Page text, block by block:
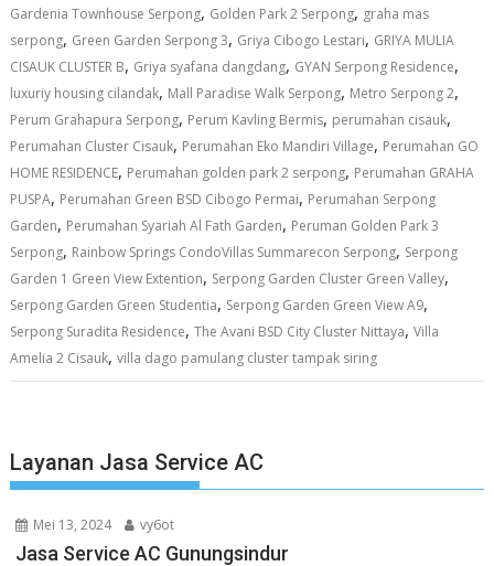
Gardenia Townhouse Serpong, Golden Park 2 Serpong, graha mas
serpong, Green Garden Serpong 3, Griya Cibogo Lestari, GRIYA MULIA
CISAUK CLUSTER B, Griya syafana dangdang, GYAN Serpong Residence,
luxuriy housing cilandak, Mall Paradise Walk Serpong, Metro Serpong 2,
Perum Grahapura Serpong, Perum Kavling Bermis, perumahan cisauk,
Perumahan Cluster Cisauk, Perumahan Eko Mandiri Village, Perumahan GO
HOME RESIDENCE, Perumahan golden park 2 serpong, Perumahan GRAHA
PUSPA, Perumahan Green BSD Cibogo Permai, Perumahan Serpong
Garden, Perumahan Syariah Al Fath Garden, Peruman Golden Park 3
Serpong, Rainbow Springs CondoVillas Summarecon Serpong, Serpong
Garden 1 Green View Extention, Serpong Garden Cluster Green Valley,
Serpong Garden Green Studentia, Serpong Garden Green View A9,
Serpong Suradita Residence,The Avani BSD City Cluster Nittaya,Villa
Amelia 2 Cisauk,villa dago pamulang cluster tampak siring
Layanan Jasa Service AC
Mei 13, 2024 vy6ot
Jasa Service AC Gunungsindur